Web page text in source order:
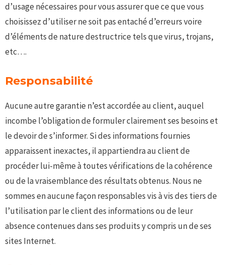
d’usage nécessaires pour vous assurer que ce que vous
choisissez d’utiliser ne soit pas entaché d’erreurs voire
d’éléments de nature destructrice tels que virus, trojans,
etc….
Responsabilité
Aucune autre garantie n’est accordée au client, auquel
incombe l’obligation de formuler clairement ses besoins et
le devoir de s’informer. Si des informations fournies
apparaissent inexactes, il appartiendra au client de
procéder lui-même à toutes vérifications de la cohérence
ou de la vraisemblance des résultats obtenus. Nous ne
sommes en aucune façon responsables vis à vis des tiers de
l’utilisation par le client des informations ou de leur
absence contenues dans ses produits y compris un de ses
sites Internet.